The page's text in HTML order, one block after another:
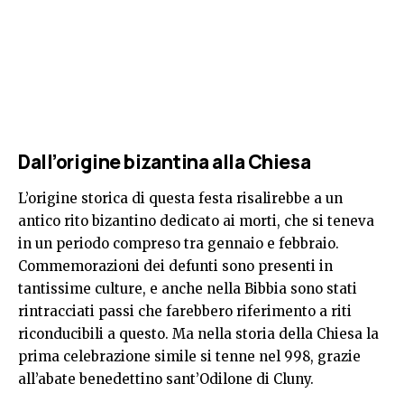
Dall’origine bizantina alla Chiesa
L’origine storica di questa festa risalirebbe a un
antico rito bizantino dedicato ai morti, che si teneva
in un periodo compreso tra gennaio e febbraio.
Commemorazioni dei defunti sono presenti in
tantissime culture, e anche nella Bibbia sono stati
rintracciati passi che farebbero riferimento a riti
riconducibili a questo. Ma nella storia della Chiesa la
prima celebrazione simile si tenne nel 998, grazie
all’abate benedettino sant’Odilone di Cluny.